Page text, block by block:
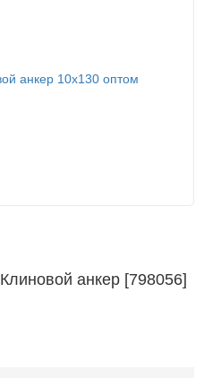
Клиновой анкер [798056]